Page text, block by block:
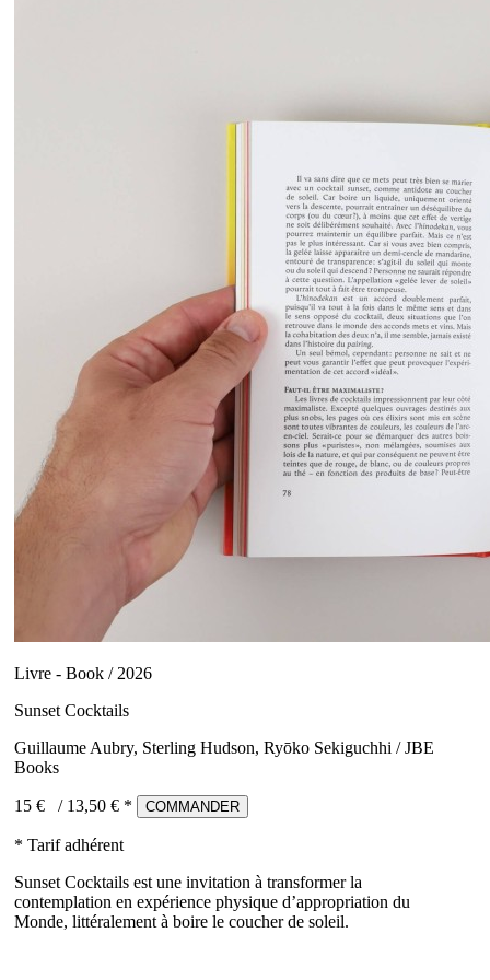
Livre - Book / 2026
Sunset Cocktails
Guillaume Aubry, Sterling Hudson, Ryōko Sekiguchhi / JBE
Books
15 € / 13,50 € * COMMANDER
* Tarif adhérent
Sunset Cocktails est une invitation à transformer la
contemplation en expérience physique d’appropriation du
Monde, littéralement à boire le coucher de soleil.